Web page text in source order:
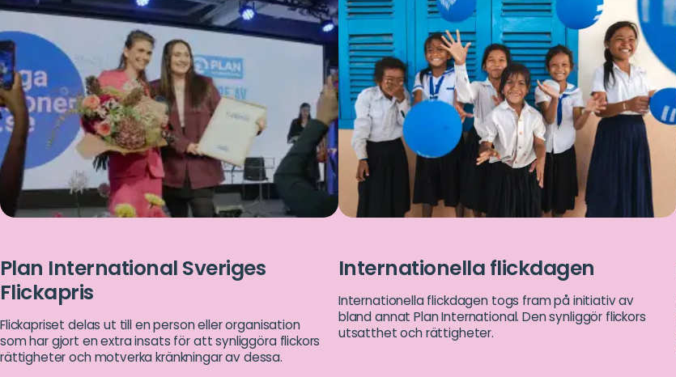
Plan International Sveriges
Flickapris
Flickapriset delas ut till en person eller organisation
som har gjort en extra insats för att synliggöra flickors
rättigheter och motverka kränkningar av dessa.
Internationella flickdagen
Internationella flickdagen togs fram på initiativ av
bland annat Plan International. Den synliggör flickors
utsatthet och rättigheter.